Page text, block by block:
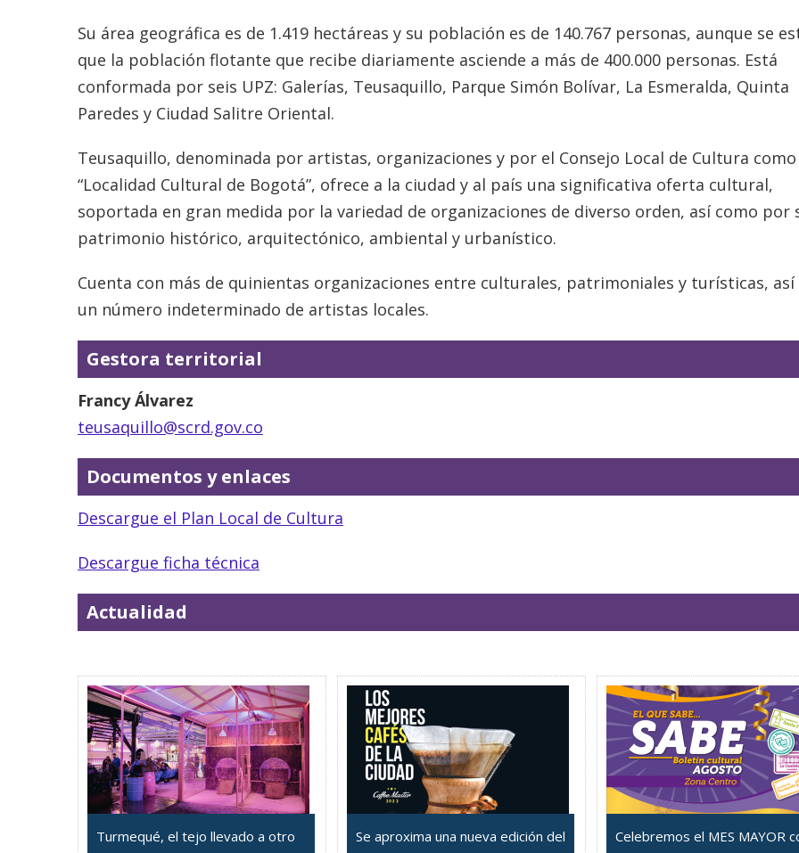
Su área geográfica es de 1.419 hectáreas y su población es de 140.767 personas, aunque se
que la población flotante que recibe diariamente asciende a más de 400.000 personas. Está
conformada por seis UPZ: Galerías, Teusaquillo, Parque Simón Bolívar, La Esmeralda, Quinta
Paredes y Ciudad Salitre Oriental.
Teusaquillo, denominada por artistas, organizaciones y por el Consejo Local de Cultura
“Localidad Cultural de Bogotá”, ofrece a la ciudad y al país una significativa oferta cultural,
soportada en gran medida por la variedad de organizaciones de diverso orden, así como por
patrimonio histórico, arquitectónico, ambiental y urbanístico.
Cuenta con más de quinientas organizaciones entre culturales, patrimoniales y turísticas, así
un número indeterminado de artistas locales.
Gestora territorial
Francy Álvarez
teusaquillo@scrd.gov.co
Documentos y enlaces
Descargue el Plan Local de Cultura
Descargue ficha técnica
Actualidad
Turmequé, el tejo llevado a otro
Se aproxima una nueva edición del
Celebremos el MES MAYOR